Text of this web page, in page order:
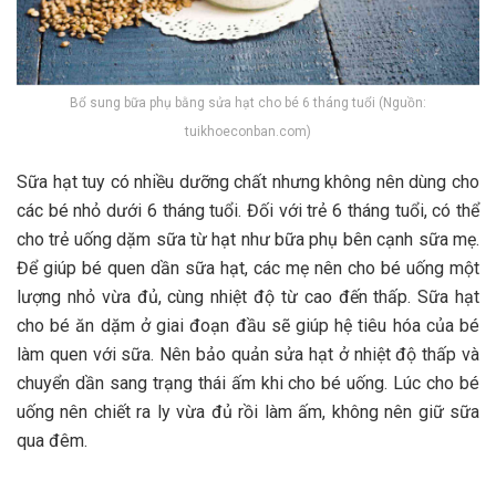
Bổ sung bữa phụ bằng sửa hạt cho bé 6 tháng tuổi (Nguồn:
tuikhoeconban.com)
Sữa hạt tuy có nhiều dưỡng chất nhưng không nên dùng cho
các bé nhỏ dưới 6 tháng tuổi. Đối với trẻ 6 tháng tuổi, có thể
cho trẻ uống dặm sữa từ hạt như bữa phụ bên cạnh sữa mẹ.
Để giúp bé quen dần sữa hạt, các mẹ nên cho bé uống một
lượng nhỏ vừa đủ, cùng nhiệt độ từ cao đến thấp. Sữa hạt
cho bé ăn dặm ở giai đoạn đầu sẽ giúp hệ tiêu hóa của bé
làm quen với sữa. Nên bảo quản sửa hạt ở nhiệt độ thấp và
chuyển dần sang trạng thái ấm khi cho bé uống. Lúc cho bé
uống nên chiết ra ly vừa đủ rồi làm ấm, không nên giữ sữa
qua đêm.